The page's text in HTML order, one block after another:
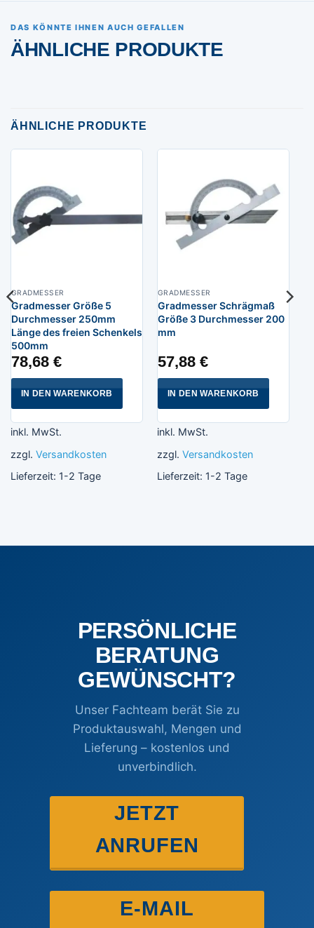
DAS KÖNNTE IHNEN AUCH GEFALLEN
ÄHNLICHE PRODUKTE
ÄHNLICHE PRODUKTE
GRADMESSER
Gradmesser Größe 5
Durchmesser 250mm
Länge des freien Schenkels
500mm
78,68 €
IN DEN WARENKORB
inkl. MwSt.
zzgl. Versandkosten
Lieferzeit: 1-2 Tage
GRADMESSER
Gradmesser Schrägmaß
Größe 3 Durchmesser 200
mm
57,88 €
IN DEN WARENKORB
inkl. MwSt.
zzgl. Versandkosten
Lieferzeit: 1-2 Tage
PERSÖNLICHE
BERATUNG
GEWÜNSCHT?
Unser Fachteam berät Sie zu
Produktauswahl, Mengen und
Lieferung – kostenlos und
unverbindlich.
JETZT
ANRUFEN
E-MAIL